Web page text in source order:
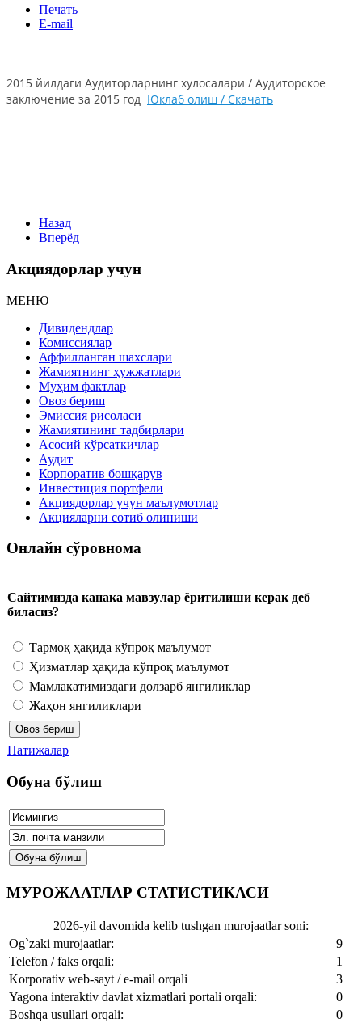
Печать
E-mail
2015 йилдаги Аудиторларнинг хулосалари / Аудиторское
заключение за 2015 год Юклаб олиш / Скачать
Назад
Вперёд
Акциядорлар учун
МЕНЮ
Дивидендлар
Комиссиялар
Аффилланган шахслари
Жамиятнинг ҳужжатлари
Муҳим фактлар
Овоз бериш
Эмиссия рисоласи
Жамиятининг тадбирлари
Асосий кўрсаткичлар
Аудит
Корпоратив бошқарув
Инвестиция портфели
Акциядорлар учун маълумотлар
Акцияларни сотиб олиниши
Онлайн сўровнома
Сайтимизда канака мавзулар ёритилиши керак деб
биласиз?
Тармоқ ҳақида кўпроқ маълумот
Ҳизматлар ҳақида кўпроқ маълумот
Мамлакатимиздаги долзарб янгиликлар
Жаҳон янгиликлари
Натижалар
Обуна бўлиш
МУРОЖААТЛАР СТАТИСТИКАСИ
2026-yil davomida kelib tushgan murojaatlar soni:
Og`zaki murojaatlar:
9
Telefon / faks orqali:
1
Korporativ web-sayt / e-mail orqali
3
Yagona interaktiv davlat xizmatlari portali orqali:
0
Boshqa usullari orqali:
0